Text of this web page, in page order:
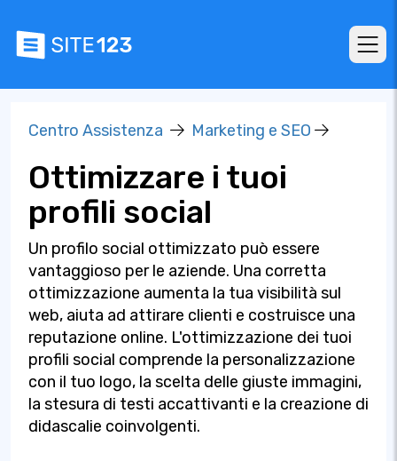
Centro Assistenza Marketing e SEO
Ottimizzare i tuoi
profili social
Un profilo social ottimizzato può essere
vantaggioso per le aziende. Una corretta
ottimizzazione aumenta la tua visibilità sul
web, aiuta ad attirare clienti e costruisce una
reputazione online. L'ottimizzazione dei tuoi
profili social comprende la personalizzazione
con il tuo logo, la scelta delle giuste immagini,
la stesura di testi accattivanti e la creazione di
didascalie coinvolgenti.